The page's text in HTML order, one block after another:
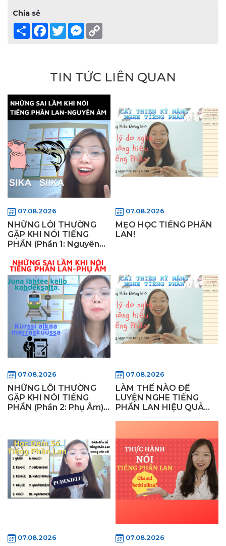
Chia sẻ
Share Facebook
TwitterMessenger
TIN TỨC LIÊN QUAN
07.08.2026
NHỮNG LỖI THƯỜNG
GẶP KHI NÓI TIẾNG
PHẦN (Phần 1: Nguyên
như người Phần Lan?
07.08.2026
MẸO HỌC TIẾNG PHẦN
LAN!
07.08.2026
NHỮNG LỖI THƯỜNG
GẶP KHI NÓI TIẾNG
PHẦN (Phần 2: Phụ Âm) -
07.08.2026
LÀM THẾ NÀO ĐỂ
LUYỆN NGHE TIẾNG
PHẦN LAN HIỆU QUẢ
07.08.2026 07.08.2026